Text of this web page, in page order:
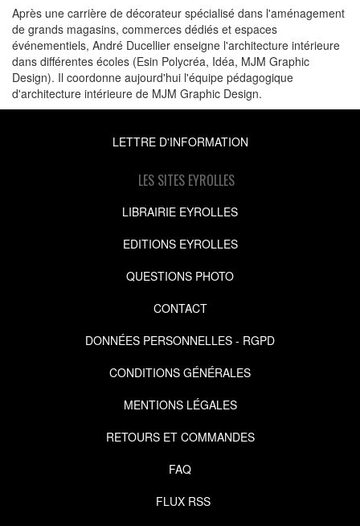
Après une carrière de décorateur spécialisé dans l'aménagement
de grands magasins, commerces dédiés et espaces
événementiels, André Ducellier enseigne l'architecture intérieure
dans différentes écoles (Esin Polycréa, Idéa, MJM Graphic
Design). Il coordonne aujourd'hui l'équipe pédagogique
d'architecture intérieure de MJM Graphic Design.
LETTRE D'INFORMATION
LES SITES EYROLLES
LIBRAIRIE EYROLLES
EDITIONS EYROLLES
QUESTIONS PHOTO
CONTACT
DONNÉES PERSONNELLES - RGPD
CONDITIONS GÉNÉRALES
MENTIONS LÉGALES
RETOURS ET COMMANDES
FAQ
FLUX RSS